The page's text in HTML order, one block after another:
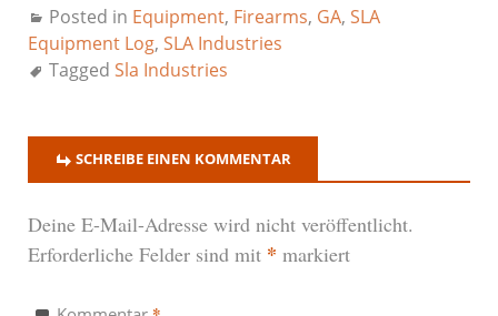
Posted in Equipment, Firearms, GA, SLA
Equipment Log, SLA Industries
Tagged Sla Industries
SCHREIBE EINEN KOMMENTAR
Deine E-Mail-Adresse wird nicht veröffentlicht.
Erforderliche Felder sind mit * markiert